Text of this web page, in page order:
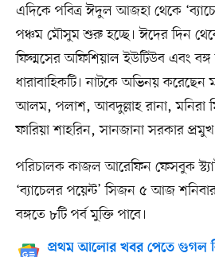
এদিকে পবিত্র ঈদুল আজহা থেকে
পঞ্চম মৌসুম শুরু হচ্ছে। ঈদের দিন
ফিল্মসের অফিশিয়াল ইউটিউব এবং বঙ্গ
ধারাবাহিকটি। নাটকে অভিনয়
আলম, পলাশ, আবদুল্লাহ রানা, মনিরা
ফারিয়া শাহরিন, সানজানা সরকার
পরিচালক কাজল আরেফিন ফেসবুক
‘ব্যাচেলর পয়েন্ট’ সিজন ৫ আজ
বঙ্গতে ৮টি পর্ব মুক্তি পাবে।
প্রথম আলোর খবর পেতে গুগল